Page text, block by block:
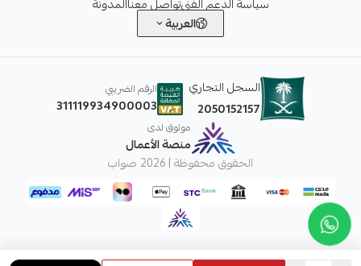
سياسة الدعم الفنيتواصل معناالمدونة
العربية
السجل التجاري
2050152157
الرقم الضريبي
311119934900003
موثوق لدى
منصة الأعمال
الحقوق محفوظة | 2026
صواب